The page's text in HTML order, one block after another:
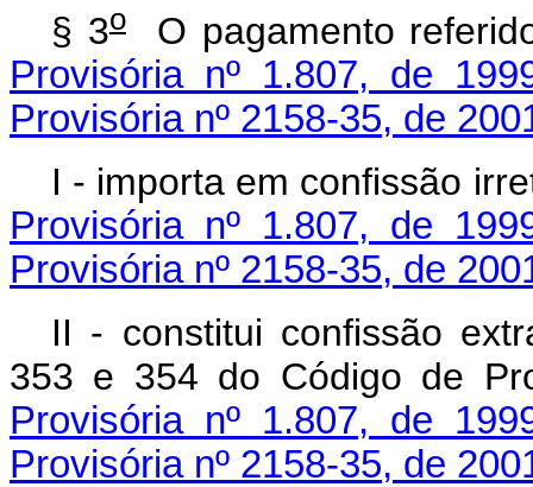
§ 3oO pagamento
Provisória nº 1.807, de
Provisória nº 2158-35, de
I - importa em
Provisória nº 1.807, de
Provisória nº 2158-35, de
II - constitui confissão
353 e 354 do Código de
Provisória nº 1.807, de
Provisória nº 2158-35, de